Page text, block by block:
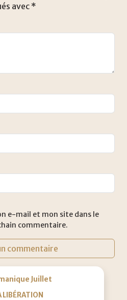
avec *
e-mail et mon site dans le
commentaire.
Juillet
LIBÉRATION